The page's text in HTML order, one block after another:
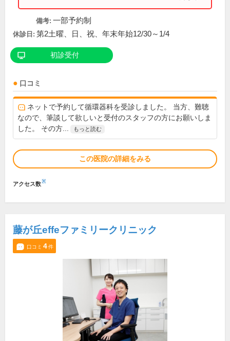
備考: 一部予約制
休診日: 第2土曜、日、祝、年末年始12/30～1/4
初診受付
口コミ
ネットで予約して循環器科を受診しました。 当方、難聴
なので、筆談して欲しいと受付のスタッフの方にお願いしま
した。 その方...
もっと読む
この医院の詳細をみる
アクセス数※
藤が丘effeファミリークリニック
口コミ 4件